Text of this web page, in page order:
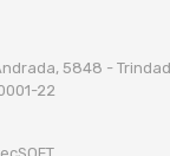
5848 -
22